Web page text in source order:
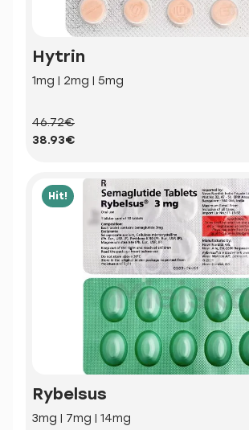
Hytrin
1mg | 2mg | 5mg
46.72€
38.93€
Hit!
Rybelsus
3mg | 7mg | 14mg